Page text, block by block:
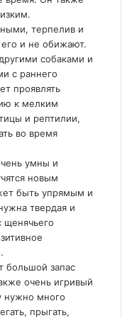
терпелив и
и не обижают.
собаками и
с раннего
проявлять
к мелким
и рептилии,
во время
умны и
новым
быть упрямым и
твердая и
щенячьего
большой запас
очень игривый
нужно много
прыгать,